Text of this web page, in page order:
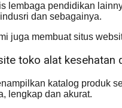
lembaga pendidikan
dan sebagainya.
juga membuat situs
toko alat kesehatan
katalog produk
lengkap dan akurat.